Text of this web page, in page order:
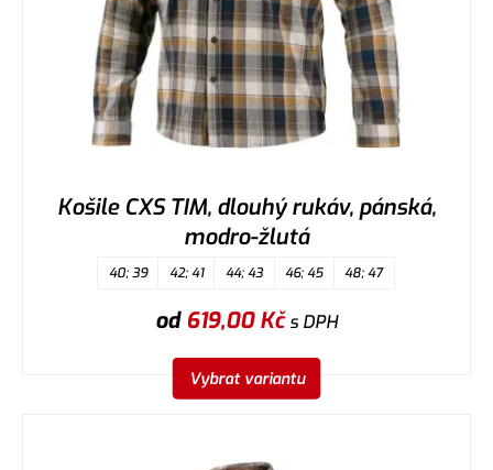
Košile CXS TIM, dlouhý rukáv, pánská,
modro-žlutá
40; 39 42; 41 44; 43 46; 45 48; 47
od619,00Kčs DPH
Vybrat variantu